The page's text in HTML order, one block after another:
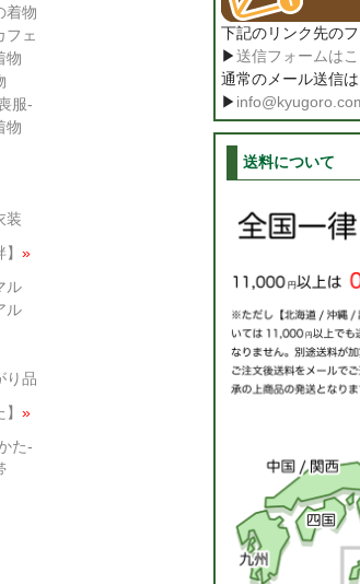
下記のリンク先の
▶送信フォームは
通常のメール送信
▶
送料について
着物
フェ
物
服-
物
装
»
ル
ル
り品
»
た-